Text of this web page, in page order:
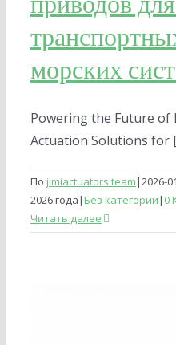
морских
Powering the Future of
Actuation Solutions for
По jimiactuators team|2026-
2026 года| Без категории| 0
Читать далее